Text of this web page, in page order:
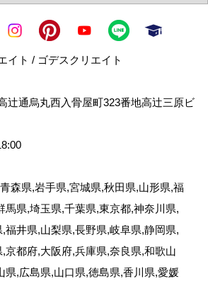
イト / ゴデスクリエイト
辻通烏丸西入骨屋町323番地高辻三原ビ
森県,岩手県,宮城県,秋田県,山形県,福
馬県,埼玉県,千葉県,東京都,神奈川県,
福井県,山梨県,長野県,岐阜県,静岡県,
京都府,大阪府,兵庫県,奈良県,和歌山
県,広島県,山口県,徳島県,香川県,愛媛